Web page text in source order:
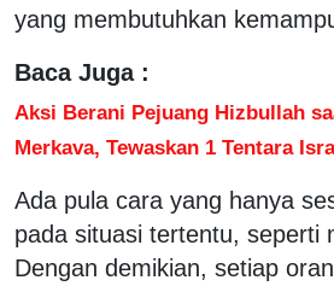
yang membutuhkan
Baca Juga :
Aksi Berani Pejuang Hizbullah
Merkava, Tewaskan 1 Tentara
Ada pula cara yang hanya
pada situasi tertentu, seperti
Dengan demikian, setiap